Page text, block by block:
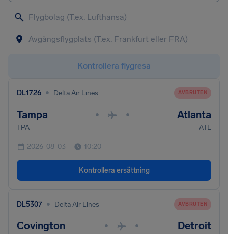
Kontrollera flygresa
DL1726 • Delta Air Lines AVBRUTEN
Tampa • • Atlanta
TPA ATL
2026-08-03 10:20
Kontrollera ersättning
DL5307 • Delta Air Lines AVBRUTEN
Covington • • Detroit